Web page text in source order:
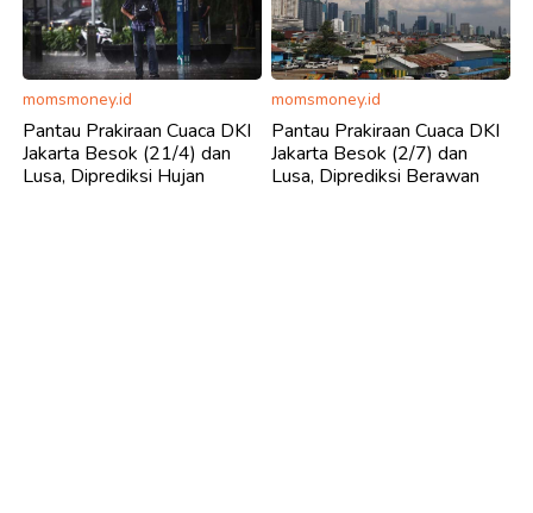
momsmoney.id
Pantau Prakiraan Cuaca DKI
Jakarta Besok (21/4) dan
Lusa, Diprediksi Hujan
momsmoney.id
Pantau Prakiraan Cuaca DKI
Jakarta Besok (2/7) dan
Lusa, Diprediksi Berawan